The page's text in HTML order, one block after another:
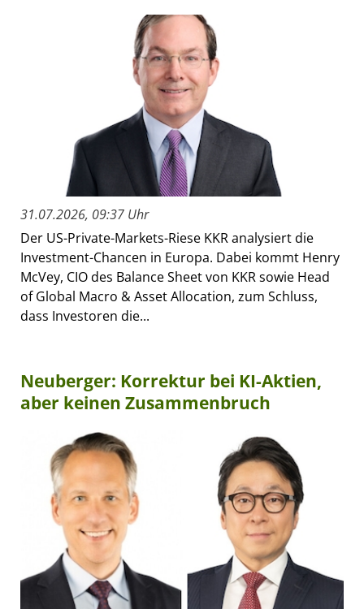
31.07.2026, 09:37 Uhr
Der US-Private-Markets-Riese KKR analysiert die
Investment-Chancen in Europa. Dabei kommt Henry
McVey, CIO des Balance Sheet von KKR sowie Head
of Global Macro & Asset Allocation, zum Schluss,
dass Investoren die...
Neuberger: Korrektur bei KI-Aktien,
aber keinen Zusammenbruch